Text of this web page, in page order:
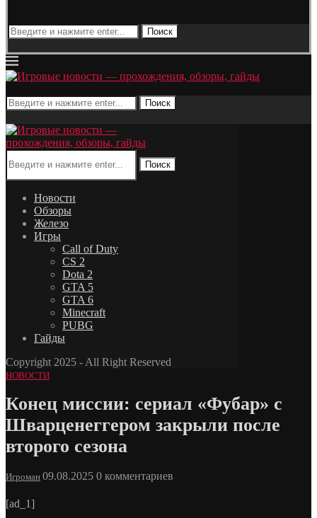
Поиск
Поиск
Поиск
Новости
Обзоры
Железо
Игры
Call of Duty
CS 2
Dota 2
GTA 5
GTA 6
Minecraft
PUBG
Гайды
Copyright 2025 - All Right Reserved
НОВОСТИ
Конец миссии: сериал «Фубар» с
Шварценеггером закрыли после
второго сезона
Игроман 09.08.2025 0 комментариев
[ad_1]